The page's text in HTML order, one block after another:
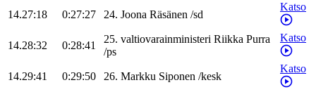
14.27:18 0:27:27 24. Joona Räsänen /sd
Katso
14.28:32 0:28:41
25. valtiovarainministeri Riikka Purra
/ps
Katso
14.29:41 0:29:50 26. Markku Siponen /kesk
Katso